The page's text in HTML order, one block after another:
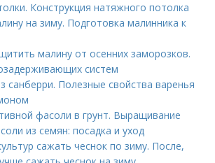
Конструкция натяжного потолка
на зиму. Подготовка малинника к
малину от осенних заморозков.
систем
санберри. Полезные свойства варенья
фасоли в грунт. Выращивание
из семян: посадка и уход
сажать чеснок по зиму. После,